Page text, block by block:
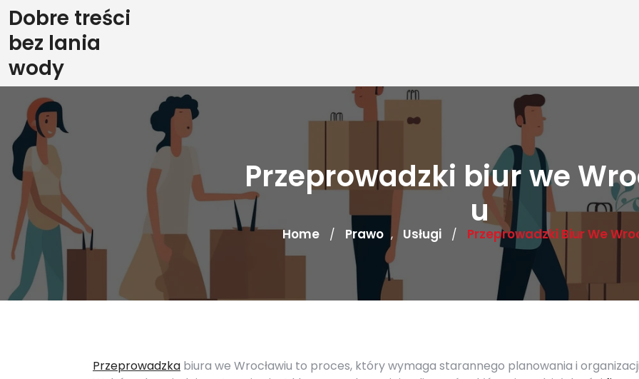
Skip
to
content
Dobre treści
bez lania
wody
Przeprowadzki biur we
u
Home / Prawo , Usługi / Przeprowadzki Biur We
Przeprowadzka biura we Wrocławiu to proces, który wymaga starannego planowania i